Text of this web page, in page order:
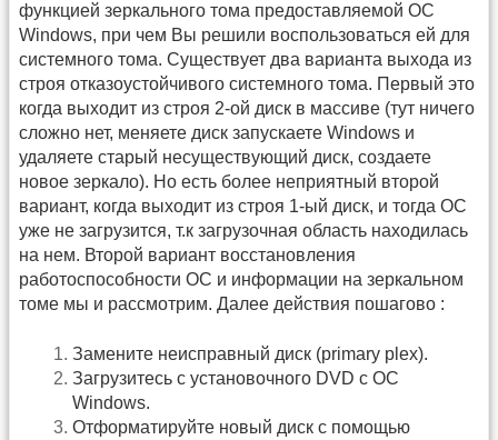
функцией зеркального тома предоставляемой ОС
Windows, при чем Вы решили воспользоваться ей для
системного тома. Существует два варианта выхода из
строя отказоустойчивого системного тома. Первый это
когда выходит из строя 2-ой диск в массиве (тут ничего
сложно нет, меняете диск запускаете Windows и
удаляете старый несуществующий диск, создаете
новое зеркало). Но есть более неприятный второй
вариант, когда выходит из строя 1-ый диск, и тогда ОС
уже не загрузится, т.к загрузочная область находилась
на нем. Второй вариант восстановления
работоспособности ОС и информации на зеркальном
томе мы и рассмотрим. Далее действия пошагово :
Замените неисправный диск (primary plex).
Загрузитесь с установочного DVD с ОС
Windows.
Отформатируйте новый диск с помощью